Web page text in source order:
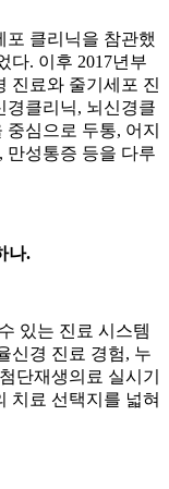
포 클리닉을 참관했
다. 이후 2017년부
진료와 줄기세포 진
경클리닉, 뇌신경클
심으로 두통, 어지
만성통증 등을 다루
나.
있는 진료 시스템
신경 진료 경험, 누
단재생의료 실시기
치료 선택지를 넓혀